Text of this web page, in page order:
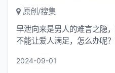
原创/搜集
早泄向来是男人的难言之隐
不能让爱人满足，怎么办呢
2024-09-01